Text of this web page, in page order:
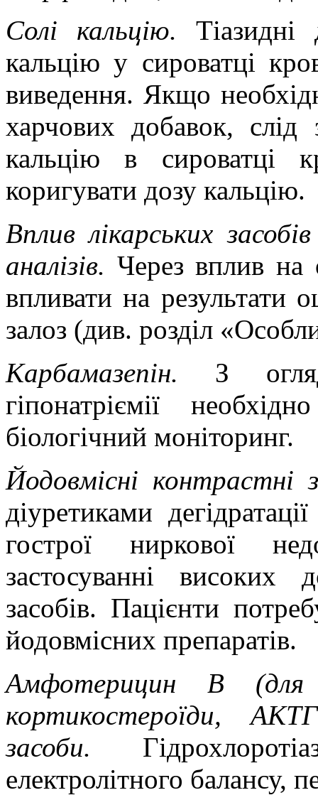
Солі кальцію.
кальцію у сироватці
виведення. Якщо
харчових добавок, слід
кальцію в сироватці
коригувати дозу кальцію.
Вплив лікарських
аналізів. Через вплив на
впливати на результати
залоз (див. розділ
Карбамазепін. З
гіпонатріємії
біологічний моніторинг.
Йодовмісні контрастні
діуретиками
гострої ниркової
застосуванні високих
засобів. Пацієнти
йодовмісних препаратів.
Амфотерицин В (для
кортикостероїди,
засоби.
електролітного балансу,